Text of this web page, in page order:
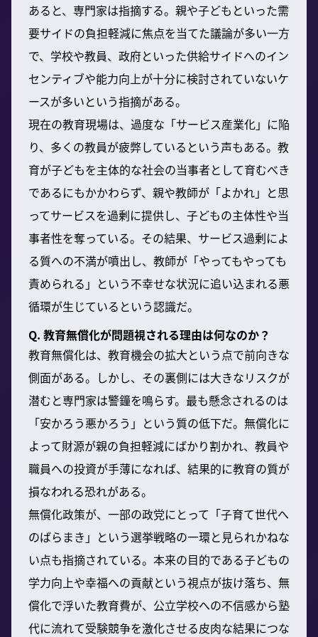
あると、専門家は指摘する。親や子どもといった需
要サイドの負担軽減に焦点を当てた議論が多い一方
で、学校や教員、政府といった供給サイドへのイン
センティブや能力向上が十分に検討されていないケ
ースが多いという指摘がある。
現在の教育現場は、過度な「サービス産業化」に陥
り、多くの教員が疲弊しているという声もある。教
育が子どもを主体的な社会の当事者として育むべき
であるにもかかわらず、親や教師が「よかれ」と思
ってサービスを過剰に提供し、子どもの主体性や当
事者性を奪っている。その結果、サービス過剰によ
る質への不満が噴出し、教師が「やってもやっても
責められる」という不幸せな状況に追い込まれる悪
循環が生じているという認識だ。
Q. 教育無償化が問題視される理由は何なのか？
教育無償化は、教育機会の拡大という点で前向きな
側面がある。しかし、その裏側には大きなリスクが
潜むと専門家は警鐘を鳴らす。最も懸念されるのは
「安かろう悪かろう」という質の低下だ。無償化に
よって財源が親の負担軽減にばかり割かれ、教員や
職員への投資が手薄になれば、結果的に教育の質が
損なわれる恐れがある。
無償化政策が、一部の政党にとって「子育て世代へ
のばらまき」という選挙戦略の一環と見られかねな
い点も指摘されている。本来の目的である子どもの
学力向上や幸福への貢献という視点が抜け落ち、無
償化で浮いた教育費が、公立学校への不信感から塾
代に流れて受験競争を激化させる皮肉な結果につな